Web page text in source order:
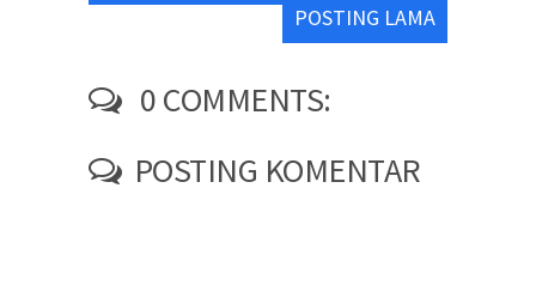
POSTING LAMA
0 COMMENTS:
POSTING KOMENTAR